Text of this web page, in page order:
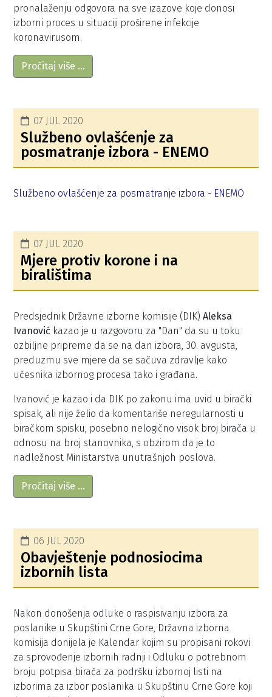
pronalaženju odgovora na sve izazove koje donosi
izborni proces u situaciji proširene infekcije
koronavirusom.
Pročitaj više …
07 JUL 2020
Službeno ovlašćenje za
posmatranje izbora - ENEMO
Službeno ovlašćenje za posmatranje izbora - ENEMO
07 JUL 2020
Mjere protiv korone i na
biralištima
Predsjednik Državne izborne komisije (DIK) Aleksa
Ivanović kazao je u razgovoru za "Dan" da su u toku
ozbiljne pripreme da se na dan izbora, 30. avgusta,
preduzmu sve mjere da se sačuva zdravlje kako
učesnika izbornog procesa tako i građana.
Ivanović je kazao i da DIK po zakonu ima uvid u birački
spisak, ali nije želio da komentariše neregularnosti u
biračkom spisku, posebno nelogično visok broj birača u
odnosu na broj stanovnika, s obzirom da je to
nadležnost Ministarstva unutrašnjoh poslova.
Pročitaj više …
06 JUL 2020
Obavještenje podnosiocima
izbornih lista
Nakon donošenja odluke o raspisivanju izbora za
poslanike u Skupštini Crne Gore, Državna izborna
komisija donijela je Kalendar kojim su propisani rokovi
za sprovođenje izbornih radnji i Odluku o potrebnom
broju potpisa birača za podršku izbornoj listi na
izborima za izbor poslanika u Skupštinu Crne Gore koji